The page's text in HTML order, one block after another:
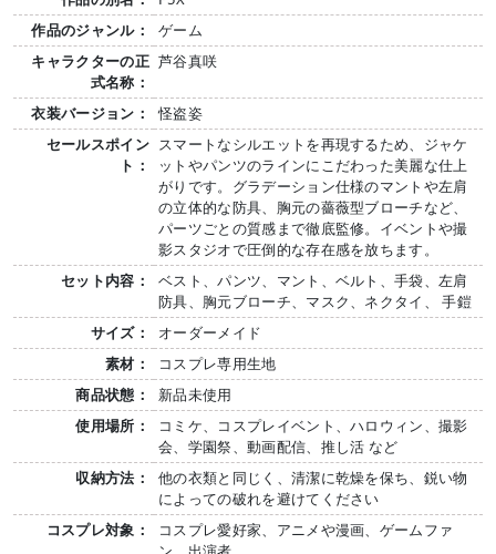
作品のジャンル：
ゲーム
キャラクターの正
式名称：
芦谷真咲
衣装バージョン：
怪盗姿
セールスポイン
ト：
スマートなシルエットを再現するため、ジャケ
ットやパンツのラインにこだわった美麗な仕上
がりです。グラデーション仕様のマントや左肩
の立体的な防具、胸元の薔薇型ブローチなど、
パーツごとの質感まで徹底監修。イベントや撮
影スタジオで圧倒的な存在感を放ちます。
セット内容：
ベスト、パンツ、マント、ベルト、手袋、左肩
防具、胸元ブローチ、マスク、ネクタイ、 手鎧
サイズ：
オーダーメイド
素材：
コスプレ専用生地
商品状態：
新品未使用
使用場所：
コミケ、コスプレイベント、ハロウィン、撮影
会、学園祭、動画配信、推し活 など
収納方法：
他の衣類と同じく、清潔に乾燥を保ち、鋭い物
によっての破れを避けてください
コスプレ対象：
コスプレ愛好家、アニメや漫画、ゲームファ